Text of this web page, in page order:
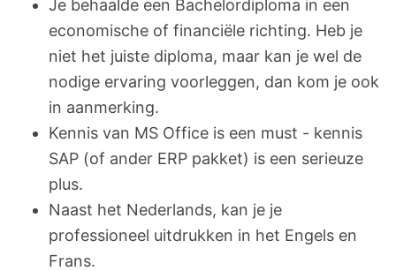
Je behaalde een Bachelordiploma in een
economische of financiële richting. Heb je
niet het juiste diploma, maar kan je wel de
nodige ervaring voorleggen, dan kom je ook
in aanmerking.
Kennis van MS Office is een must - kennis
SAP (of ander ERP pakket) is een serieuze
plus.
Naast het Nederlands, kan je je
professioneel uitdrukken in het Engels en
Frans.